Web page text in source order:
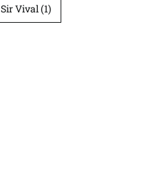
Sir Vival (1)